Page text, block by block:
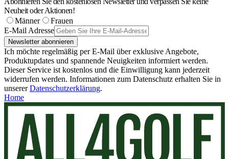
Neuheit oder Aktionen!
Männer
Frauen
E-Mail Adresse
Newsletter abonnieren
Ich möchte regelmäßig per E-Mail über exklusive Angebote,
Produktupdates und spannende Neuigkeiten informiert werden.
Dieser Service ist kostenlos und die Einwilligung kann jederzeit
widerrufen werden. Informationen zum Datenschutz erhalten Sie in
unsererDatenschutzerklärung.
Home